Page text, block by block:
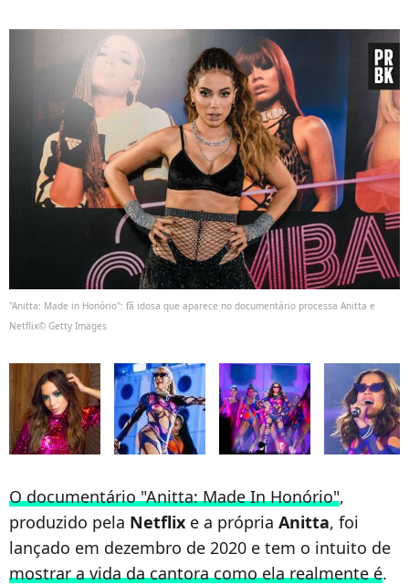
"Anitta: Made in Honório": fã idosa que aparece no documentário processa Anitta e
Netflix© Getty Images
O documentário "Anitta: Made In Honório",
produzido pela Netflix e a própria Anitta, foi
lançado em dezembro de 2020 e tem o intuito de
mostrar a vida da cantora como ela realmente é.